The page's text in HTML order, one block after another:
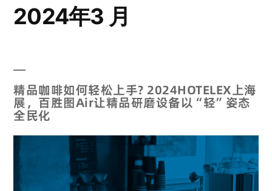
2024年3 月
精品咖啡如何轻松上手? 2024HOTELEX上海
展，百胜图Air让精品研磨设备以“轻”姿态
全民化